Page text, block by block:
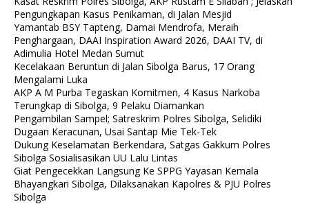
Pengungkapan Kasus Penikaman, di Jalan Mesjid
Yamantab BSY Tapteng, Damai Mendrofa, Meraih
Penghargaan, DAAI Inspiration Award 2026, DAAI TV, di
Adimulia Hotel Medan Sumut
Kecelakaan Beruntun di Jalan Sibolga Barus, 17 Orang
Mengalami Luka
AKP A M Purba Tegaskan Komitmen, 4 Kasus Narkoba
Terungkap di Sibolga, 9 Pelaku Diamankan
Pengambilan Sampel; Satreskrim Polres Sibolga, Selidiki
Dugaan Keracunan, Usai Santap Mie Tek-Tek
Dukung Keselamatan Berkendara, Satgas Gakkum Polres
Sibolga Sosialisasikan UU Lalu Lintas
Giat Pengecekkan Langsung Ke SPPG Yayasan Kemala
Bhayangkari Sibolga, Dilaksanakan Kapolres & PJU Polres
Sibolga